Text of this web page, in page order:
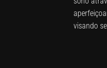
visando